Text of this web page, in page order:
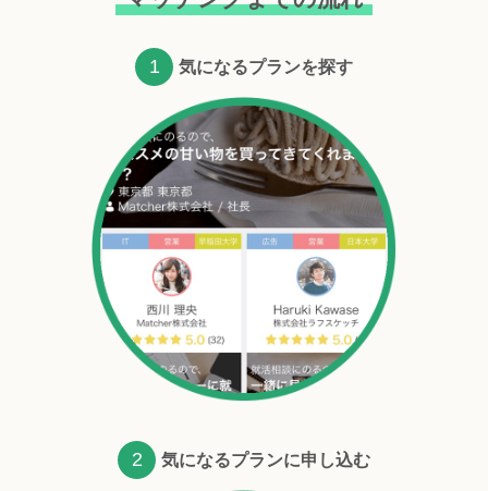
1 気になるプランを探す
2 気になるプランに申し込む